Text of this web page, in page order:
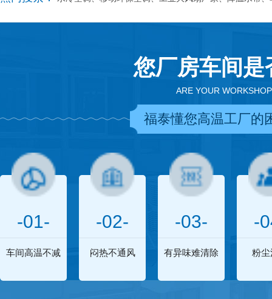
您厂房车间
ARE YOUR
福泰懂您高温工厂的
-01-
车间高温不减
-02-
闷热不通风
-03-
有异味难清除
-
粉尘